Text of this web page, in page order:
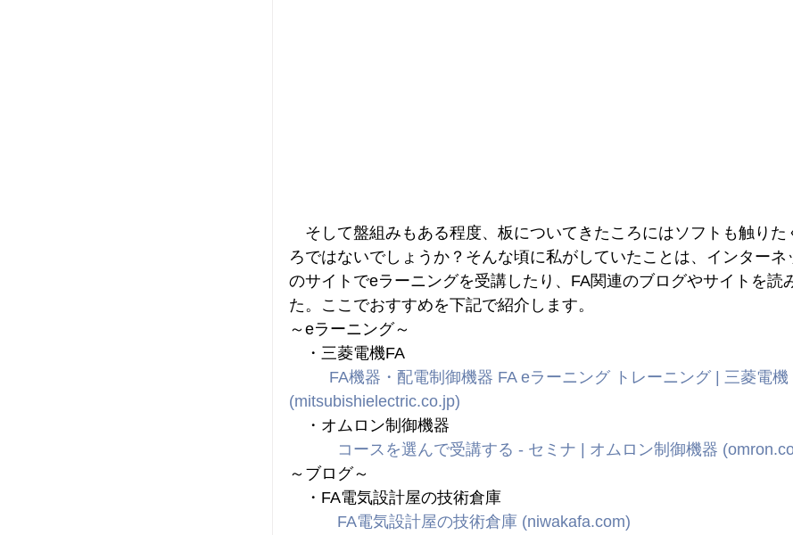
そして盤組みもある程度、板についてきたころにはソフトも触りた
ろではないでしょうか？そんな頃に私がしていたことは、インターネ
のサイトでeラーニングを受講したり、FA関連のブログやサイトを読
た。ここでおすすめを下記で紹介します。
～eラーニング～
・三菱電機FA
FA機器・配電制御機器 FA eラーニング トレーニング | 三菱電
(mitsubishielectric.co.jp)
・オムロン制御機器
コースを選んで受講する - セミナ | オムロン制御機器 (
～ブログ～
・FA電気設計屋の技術倉庫
FA電気設計屋の技術倉庫 (niwakafa.com)